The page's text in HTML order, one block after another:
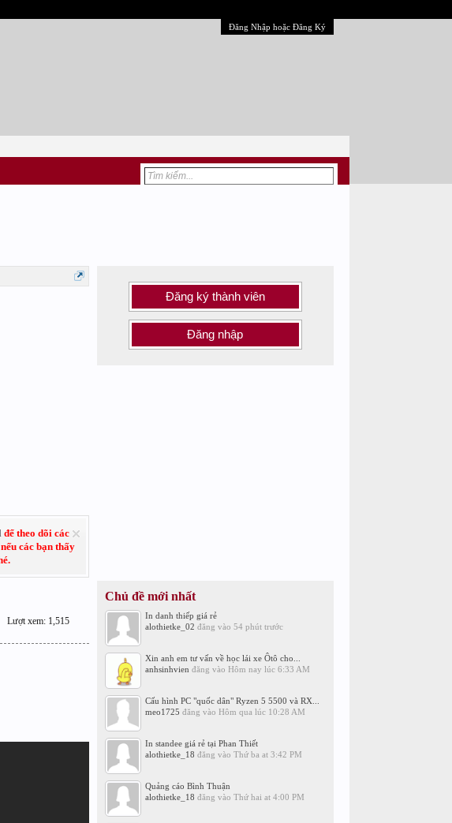
Đăng Nhập hoặc Đăng Ký
để theo dõi các
các bạn thấy
Lượt xem: 1,515
Đăng ký thành viên
Đăng nhập
Chủ đề mới nhất
In danh thiếp giá rẻ
alothietke_02 đăng vào 54 phút trước
Xin anh em tư vấn về học lái xe Ôtô cho...
anhsinhvien đăng vào Hôm nay lúc 6:33 AM
Cấu hình PC "quốc dân" Ryzen 5 5500 và RX...
meo1725 đăng vào Hôm qua lúc 10:28 AM
In standee giá rẻ tại Phan Thiết
alothietke_18 đăng vào Thứ ba at 3:42 PM
Quảng cáo Bình Thuận
alothietke_18 đăng vào Thứ hai at 4:00 PM